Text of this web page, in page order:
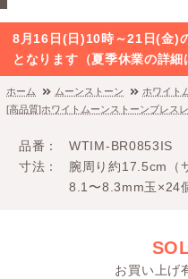
8月16日(日)10時～21日(金)
となります（夏季休業の詳細
ホーム ムーンストーン ホワイト
[高品質]ホワイトムーンストーンブレス
品番
WTIM-BR0853IS
寸法
腕周り約17.5cm（
8.1〜8.3mm玉×24
お買い上げ